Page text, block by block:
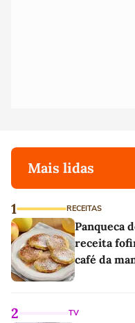
Mais lidas
1 RECEITAS
Panqueca
receita
café da
2 TV